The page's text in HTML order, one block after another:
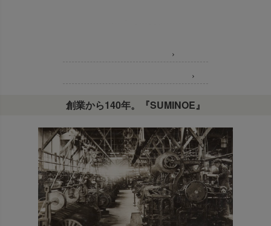
›
›
創業から140年。『SUMINOE』